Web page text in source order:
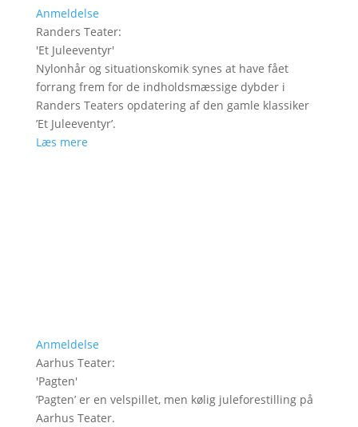
Anmeldelse
Randers Teater:
'Et Juleeventyr'
Nylonhår og situationskomik synes at have fået
forrang frem for de indholdsmæssige dybder i
Randers Teaters opdatering af den gamle klassiker
’Et Juleeventyr’.
Læs mere
Anmeldelse
Aarhus Teater:
'Pagten'
’Pagten’ er en velspillet, men kølig juleforestilling på
Aarhus Teater.